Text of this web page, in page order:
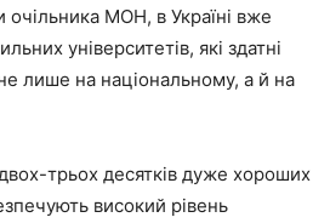
очільника МОН, в Україні вже
університетів, які здатні
лише на національному, а й на
трьох десятків дуже хороших
високий рівень